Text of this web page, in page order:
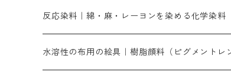
人気のおすすめ直接染料
染色に必要な薬品類
お買い得品
染料一覧
反応染料｜綿・麻・レーヨンを染める化学染料
お勧めの3原色（赤・青・黄色）
水溶性の布用の絵具｜樹脂顔料（ピグメントレ